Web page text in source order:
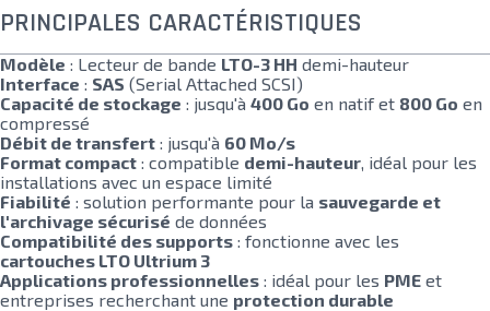
PRINCIPALES CARACTÉRISTIQUES
Modèle : Lecteur de bande LTO-3 HH demi-hauteur
Interface : SAS (Serial Attached SCSI)
Capacité de stockage : jusqu'à 400 Go en natif et 800 Go en
compressé
Débit de transfert : jusqu'à 60 Mo/s
Format compact : compatible demi-hauteur, idéal pour les
installations avec un espace limité
Fiabilité : solution performante pour la sauvegarde et
l'archivage sécurisé de données
Compatibilité des supports : fonctionne avec les
cartouches LTO Ultrium 3
Applications professionnelles : idéal pour les PME et
entreprises recherchant une protection durable